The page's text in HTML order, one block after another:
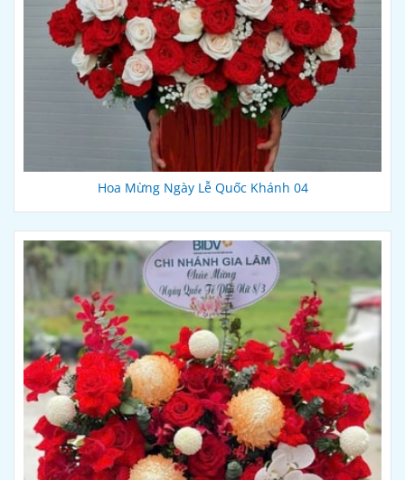
Hoa Mừng Ngày Lễ Quốc Khánh 04